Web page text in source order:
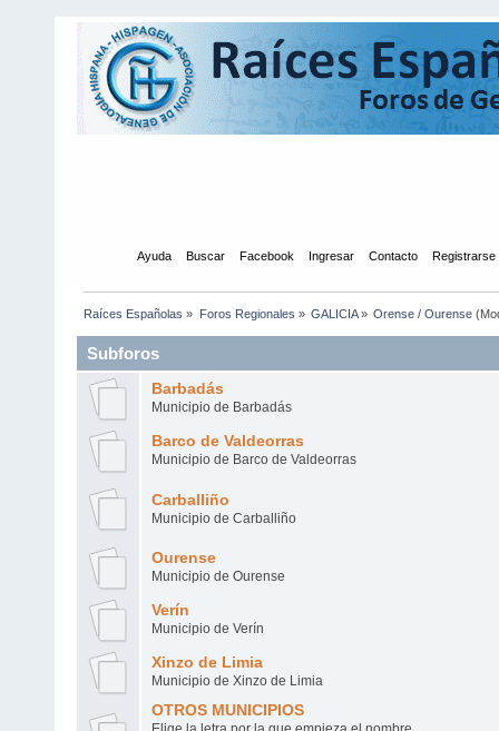
Ayuda Buscar Facebook Ingresar Contacto Registrarse
Raíces Españolas » Foros Regionales » GALICIA» Orense / Ourense
Subforos
Barbadás
Municipio de Barbadás
Barco de Valdeorras
Municipio de Barco de Valdeorras
Carballiño
Municipio de Carballiño
Ourense
Municipio de Ourense
Verín
Municipio de Verín
Xinzo de Limia
Municipio de Xinzo de Limia
OTROS MUNICIPIOS